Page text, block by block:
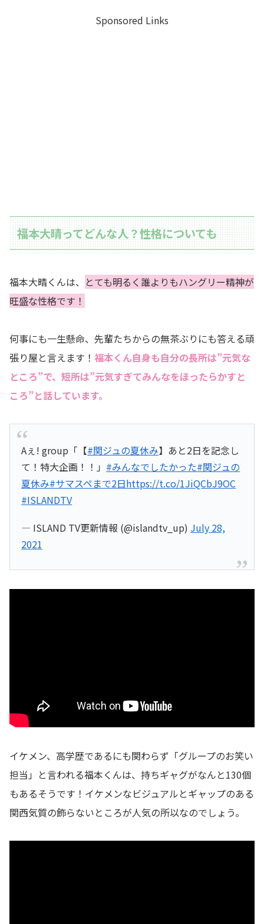
Sponsored Links
福本大晴ってどんな人？性格についても
福本大晴くんは、 とても明るく誰よりもハングリー精神が
旺盛な性格です！
何事にも一生懸命、先輩たちからの無茶ぶりにも答える頑
張り屋と言えます！ 福本くん自身も自分の長所は”元気な
ところ”で、短所は”元気すぎてみんなをほったらかすと
ころ”と話しています。
Aぇ! group「【#関ジュの夏休み】あと2日を記念し
て！特大企画！！」 #みんなでしたかった#関ジュの
夏休み#サマスペまで2日https://t.co/1JiQCbJ9OC
#ISLANDTV
— ISLAND TV更新情報 (@islandtv_up) July 28,
2021
イケメン、高学歴であるにも関わらず「グループのお笑い
担当」と言われる福本くんは、持ちギャグがなんと130個
もあるそうです！ イケメンなビジュアルとギャップのある
関西気質の飾らないところが人気の所以なのでしょう。